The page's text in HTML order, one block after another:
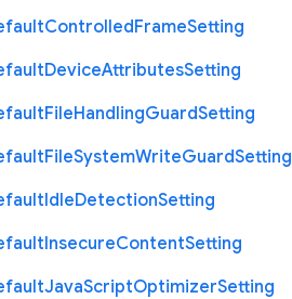
ControlledFrameSetting
DeviceAttributesSetting
FileHandlingGuardSetting
FileSystemWriteGuardSetting
IdleDetectionSetting
InsecureContentSetting
JavaScriptOptimizerSetting